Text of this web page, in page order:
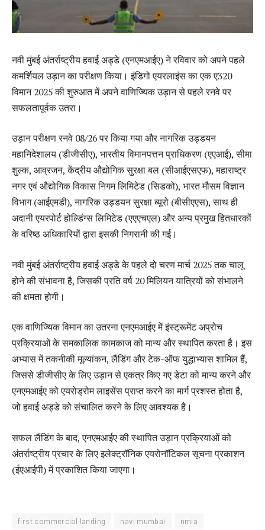
नवी मुंबई अंतर्राष्ट्रीय हवाई अड्डे (एनएमआईए) ने रविवार को अपने पहले
कमर्शियल उड़ान का परीक्षण किया। इंडिगो एयरलाइंस का एक ए320
विमान 2025 की शुरुआत में अपने वाणिज्यिक उड़ान से पहले रनवे पर
सफलतापूर्वक उतरा।
उड़ान परीक्षण रनवे 08/26 पर किया गया और नागरिक उड्डयन
महानिदेशालय (डीजीसीए), भारतीय विमानपत्तन प्राधिकरण (एएआई), सीमा
शुल्क, आव्रजन, केंद्रीय औद्योगिक सुरक्षा बल (सीआईएसएफ), महाराष्ट्र
नगर एवं औद्योगिक विकास निगम लिमिटेड (सिडको), भारत मौसम विज्ञान
विभाग (आईएमडी), नागरिक उड्डयन सुरक्षा ब्यूरो (बीसीएएस), साथ ही
अदानी एयरपोर्ट होल्डिंग्स लिमिटेड (एएएचएल) और अन्य प्रमुख हितधारकों
के वरिष्ठ अधिकारियों द्वारा इसकी निगरानी की गई।
नवी मुंबई अंतर्राष्ट्रीय हवाई अड्डे के पहले दो चरण मार्च 2025 तक चालू
होने की संभावना है, जिसकी प्रति वर्ष 20 मिलियन यात्रियों को संभालने
की क्षमता होगी।
एक वाणिज्यिक विमान का उतरना एनएमआईए में इंस्ट्रूमेंट अप्रोच
प्रक्रियाओं के समकालिक कामकाज को मान्य और स्थापित करता है। इस
अभ्यास में तकनीकी मूल्यांकन, लैंडिंग और टेक-ऑफ युद्धाभ्यास शामिल हैं,
जिससे डीजीसीए के लिए उड़ान से एकत्र किए गए डेटा को मान्य करने और
एनएमआईए को एयरोड्रोम लाइसेंस प्राप्त करने का मार्ग प्रशस्त होता है,
जो हवाई अड्डे को संचालित करने के लिए आवश्यक है।
सफल लैंडिंग के बाद, एनएमआईए की स्थापित उड़ान प्रक्रियाओं को
अंतर्राष्ट्रीय प्रचार के लिए इलेक्ट्रॉनिक एयरोनॉटिकल सूचना प्रकाशन
(ईएआईपी) में प्रकाशित किया जाएगा।
first commercial landing navi mumbai nmia